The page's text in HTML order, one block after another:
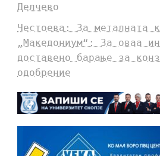
Делчево
Честоева: За металната
„Македониум“: За оваа
доставено барање за
одобрение